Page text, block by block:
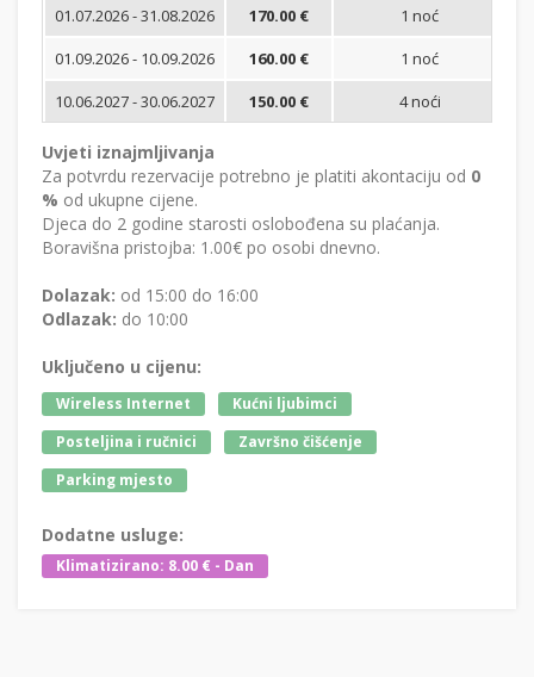
01.07.2026 - 31.08.2026
170.00 € 1 noć
01.09.2026 - 10.09.2026
160.00 € 1 noć
10.06.2027 - 30.06.2027
150.00 € 4 noći
Uvjeti iznajmljivanja
Za potvrdu rezervacije potrebno je platiti akontaciju od 0
% od ukupne cijene.
Djeca do 2 godine starosti oslobođena su plaćanja.
Boravišna pristojba: 1.00€ po osobi dnevno.
Dolazak: od 15:00 do 16:00
Odlazak: do 10:00
Uključeno u cijenu:
Wireless Internet
Kućni ljubimci
Posteljina i ručnici
Završno čišćenje
Parking mjesto
Dodatne usluge:
Klimatizirano: 8.00 € - Dan